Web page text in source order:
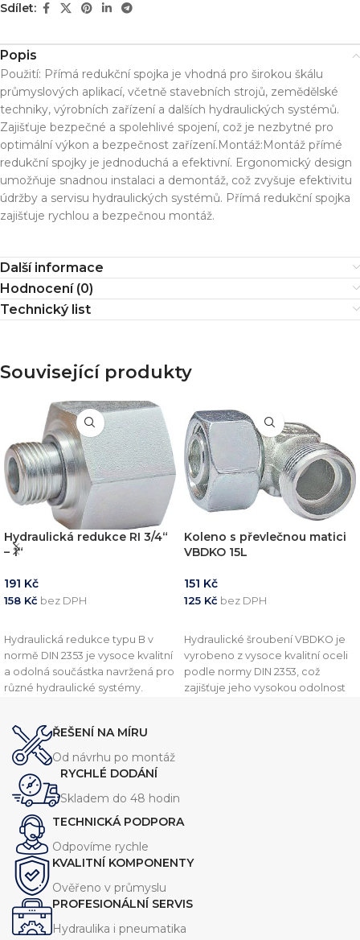
Sdílet:
Popis
Použití: Přímá redukční spojka je vhodná pro širokou škálu
průmyslových aplikací, včetně stavebních strojů, zemědělské
techniky, výrobních zařízení a dalších hydraulických systémů.
Zajišťuje bezpečné a spolehlivé spojení, což je nezbytné pro
optimální výkon a bezpečnost zařízení.Montáž:Montáž přímé
redukční spojky je jednoduchá a efektivní. Ergonomický design
umožňuje snadnou instalaci a demontáž, což zvyšuje efektivitu
údržby a servisu hydraulických systémů. Přímá redukční spojka
zajišťuje rychlou a bezpečnou montáž.
Další informace
Hodnocení (0)
Technický list
Související produkty
Hydraulická redukce RI 3/4“
– 1“
191 Kč
158 Kč bez DPH
Hydraulická redukce typu B v
normě DIN 2353 je vysoce kvalitní
a odolná součástka navržená pro
různé hydraulické systémy.
při vysokém tlaku. Tato redukce
je dostupná v několika
velikostech, aby vyhovovala
různým požadavkům systému.
Koleno s převlečnou matici
VBDKO 15L
151 Kč
125 Kč bez DPH
Hydraulické šroubení VBDKO je
vyrobeno z vysoce kvalitní oceli
podle normy DIN 2353, což
zajišťuje jeho vysokou odolnost
ŘEŠENÍ NA MÍRU
Od návrhu po montáž
RYCHLÉ DODÁNÍ
Skladem do 48 hodin
TECHNICKÁ PODPORA
Odpovíme rychle
KVALITNÍ KOMPONENTY
Ověřeno v průmyslu
PROFESIONÁLNÍ SERVIS
Hydraulika i pneumatika